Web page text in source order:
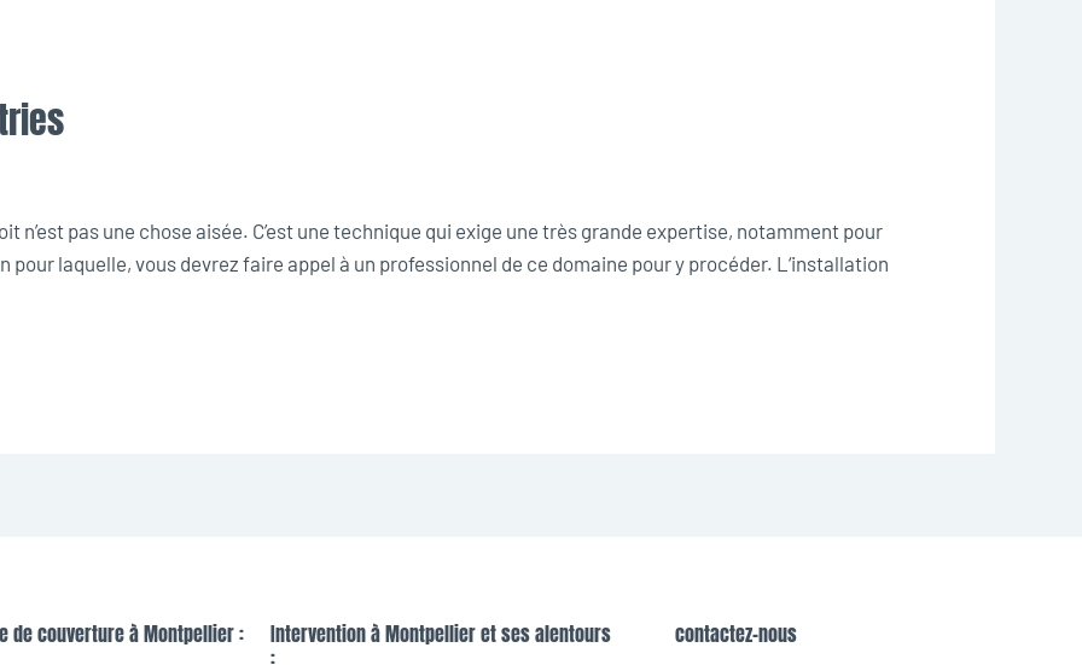
n’est pas une chose aisée. C’est une technique qui exige une très grande expertise, notamment pour
pour laquelle, vous devrez faire appel à un professionnel de ce domaine pour y procéder. L‘installation
de couverture à Montpellier :
Intervention à Montpellier et ses alentours
:
contactez-nous